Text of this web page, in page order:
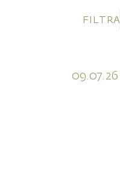
filtra
09.07.26